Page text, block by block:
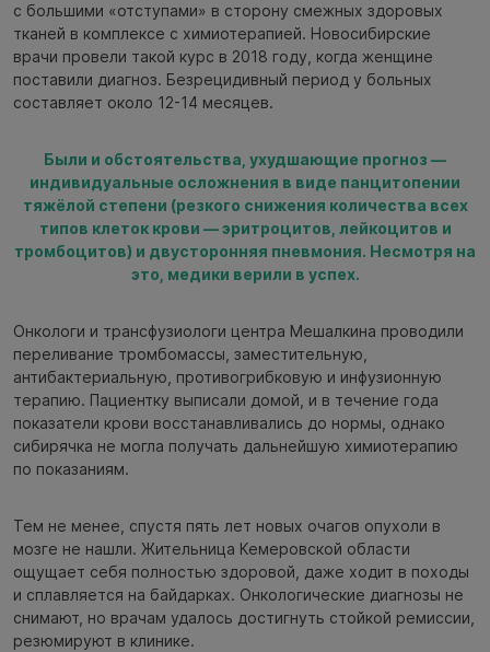
с большими «отступами» в сторону смежных здоровых
тканей в комплексе с химиотерапией. Новосибирские
врачи провели такой курс в 2018 году, когда женщине
поставили диагноз. Безрецидивный период у больных
составляет около 12-14 месяцев.
Были и обстоятельства, ухудшающие прогноз —
индивидуальные осложнения в виде панцитопении
тяжёлой степени (резкого снижения количества всех
типов клеток крови — эритроцитов, лейкоцитов и
тромбоцитов) и двусторонняя пневмония. Несмотря на
это, медики верили в успех.
Онкологи и трансфузиологи центра Мешалкина проводили
переливание тромбомассы, заместительную,
антибактериальную, противогрибковую и инфузионную
терапию. Пациентку выписали домой, и в течение года
показатели крови восстанавливались до нормы, однако
сибирячка не могла получать дальнейшую химиотерапию
по показаниям.
Тем не менее, спустя пять лет новых очагов опухоли в
мозге не нашли. Жительница Кемеровской области
ощущает себя полностью здоровой, даже ходит в походы
и сплавляется на байдарках. Онкологические диагнозы не
снимают, но врачам удалось достигнуть стойкой ремиссии,
резюмируют в клинике.